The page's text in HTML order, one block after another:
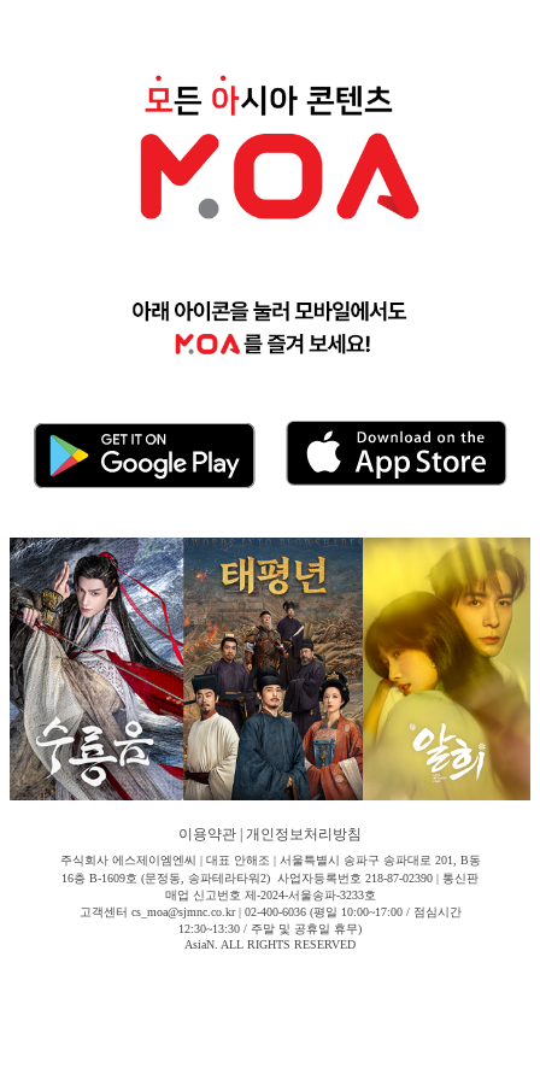
이용약관 개인정보처리방침
주식회사 에스제이엠엔씨 | 대표 안해조 | 서울특별시 송파구 송파대로 201, B동
16층 B-1609호 (문정동, 송파테라타워2) 사업자등록번호 218-87-02390 | 통신판
매업 신고번호 제-2024-서울송파-3233호
고객센터 cs_moa@sjmnc.co.kr | 02-400-6036 (평일 10:00~17:00 / 점심시간
12:30~13:30 / 주말 및 공휴일 휴무)
AsiaN. ALL RIGHTS RESERVED